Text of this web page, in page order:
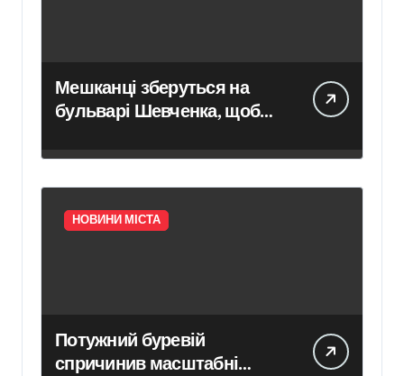
Мешканці зберуться на
бульварі Шевченка, щоб
трагедії українців у полоні
НОВИНИ МІСТА
Потужний буревій
спричинив масштабні